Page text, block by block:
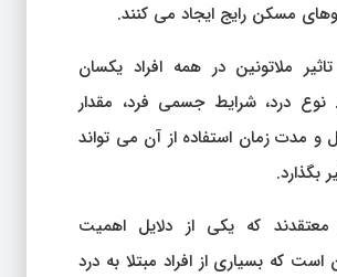
مسکن رایج ایجاد می کنند.
ملاتونین در همه افراد یکسان
نوع درد، شرایط جسمی فرد، مقدار
مدت زمان استفاده از آن می تواند
بگذارد.
معتقدند که یکی از دلایل اهمیت
است که بسیاری از افراد مبتلا به درد